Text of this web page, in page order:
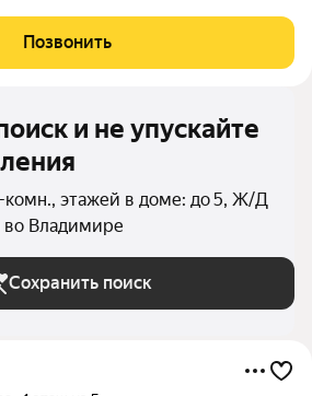
19,17 и 12 метров на разные стороны,
Позвонить
и не упускайте
комн., этажей в доме: до 5, Ж/Д
во Владимире
Сохранить поиск